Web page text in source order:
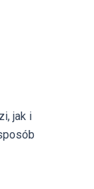
jak i